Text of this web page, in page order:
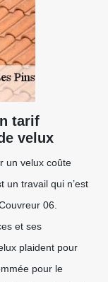
tarif
velux
un velux coûte
un travail qui n’est
06.
et ses
plaident pour
pour le